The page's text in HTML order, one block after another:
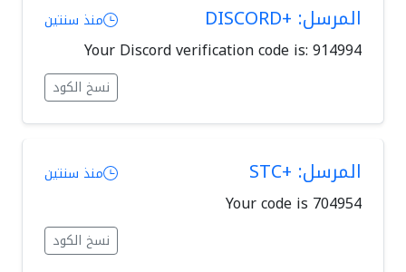
المرسل: +DISCORD منذ سنتين
Your Discord verification code is: 914994
نسخ الكود
المرسل: +STC منذ سنتين
Your code is 704954
نسخ الكود